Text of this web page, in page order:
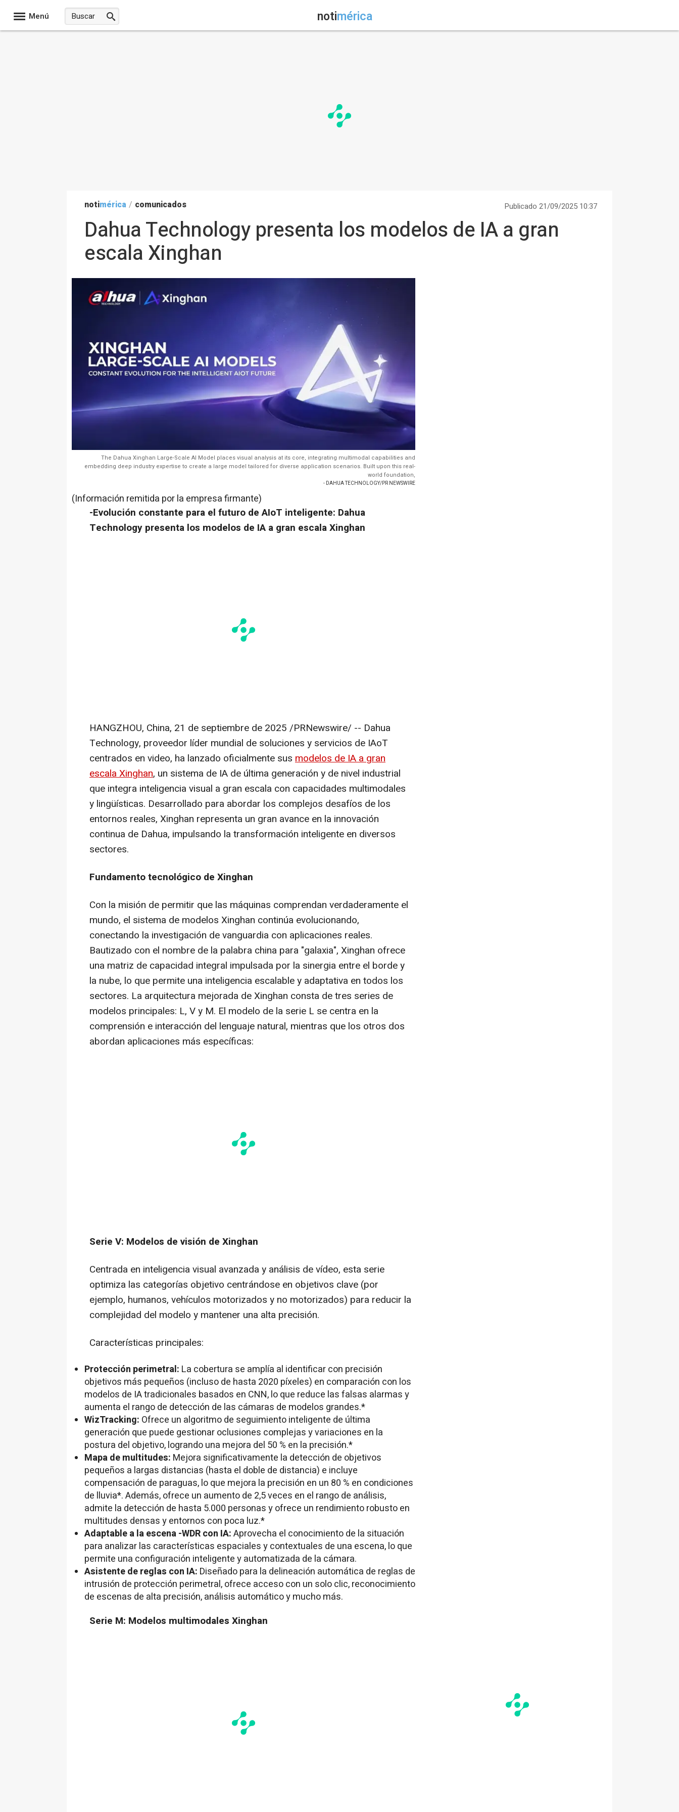
Menú notimérica
notimérica / comunicados Publicado 21/09/2025 10:37
Dahua Technology presenta los modelos de IA a gran
escala Xinghan
The Dahua Xinghan Large-Scale AI Model places visual analysis at its core, integrating multimodal capabilities and
embedding deep industry expertise to create a large model tailored for diverse application scenarios. Built upon this real-
world foundation,
- DAHUA TECHNOLOGY/PR NEWSWIRE
(Información remitida por la empresa firmante)
-Evolución constante para el futuro de AIoT inteligente: Dahua
Technology presenta los modelos de IA a gran escala Xinghan
HANGZHOU, China, 21 de septiembre de 2025 /PRNewswire/ -- Dahua
Technology, proveedor líder mundial de soluciones y servicios de IAoT
centrados en video, ha lanzado oficialmente sus modelos de IA a gran
escala Xinghan, un sistema de IA de última generación y de nivel industrial
que integra inteligencia visual a gran escala con capacidades multimodales
y lingüísticas. Desarrollado para abordar los complejos desafíos de los
entornos reales, Xinghan representa un gran avance en la innovación
continua de Dahua, impulsando la transformación inteligente en diversos
sectores.
Fundamento tecnológico de Xinghan
Con la misión de permitir que las máquinas comprendan verdaderamente el
mundo, el sistema de modelos Xinghan continúa evolucionando,
conectando la investigación de vanguardia con aplicaciones reales.
Bautizado con el nombre de la palabra china para "galaxia", Xinghan ofrece
una matriz de capacidad integral impulsada por la sinergia entre el borde y
la nube, lo que permite una inteligencia escalable y adaptativa en todos los
sectores. La arquitectura mejorada de Xinghan consta de tres series de
modelos principales: L, V y M. El modelo de la serie L se centra en la
comprensión e interacción del lenguaje natural, mientras que los otros dos
abordan aplicaciones más específicas:
Serie V: Modelos de visión de Xinghan
Centrada en inteligencia visual avanzada y análisis de vídeo, esta serie
optimiza las categorías objetivo centrándose en objetivos clave (por
ejemplo, humanos, vehículos motorizados y no motorizados) para reducir la
complejidad del modelo y mantener una alta precisión.
Características principales:
Protección perimetral: La cobertura se amplía al identificar con precisión
objetivos más pequeños (incluso de hasta 2020 píxeles) en comparación con los
modelos de IA tradicionales basados en CNN, lo que reduce las falsas alarmas y
aumenta el rango de detección de las cámaras de modelos grandes.*
WizTracking: Ofrece un algoritmo de seguimiento inteligente de última
generación que puede gestionar oclusiones complejas y variaciones en la
postura del objetivo, logrando una mejora del 50 % en la precisión.*
Mapa demultitudes: Mejora significativamente la detección de objetivos
pequeños a largas distancias (hasta el doble de distancia) e incluye
compensación de paraguas, lo que mejora la precisión en un 80 % en condiciones
de lluvia*. Además, ofrece un aumento de 2,5 veces en el rango de análisis,
admite la detección de hasta 5.000 personas y ofrece un rendimiento robusto en
multitudes densas y entornos con poca luz.*
Adaptable a la escena -WDR con IA:Aprovecha el conocimiento de la situación
para analizar las características espaciales y contextuales de una escena, lo que
permite una configuración inteligente y automatizada de la cámara.
Asistente de reglas con IA: Diseñado para la delineación automática de reglas de
intrusión de protección perimetral, ofrece acceso con un solo clic, reconocimiento
de escenas de alta precisión, análisis automático y mucho más.
Serie M: Modelos multimodales Xinghan